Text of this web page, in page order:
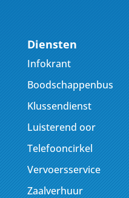
Diensten
Infokrant
Boodschappenbus
Klussendienst
Luisterend oor
Telefooncirkel
Vervoersservice
Zaalverhuur